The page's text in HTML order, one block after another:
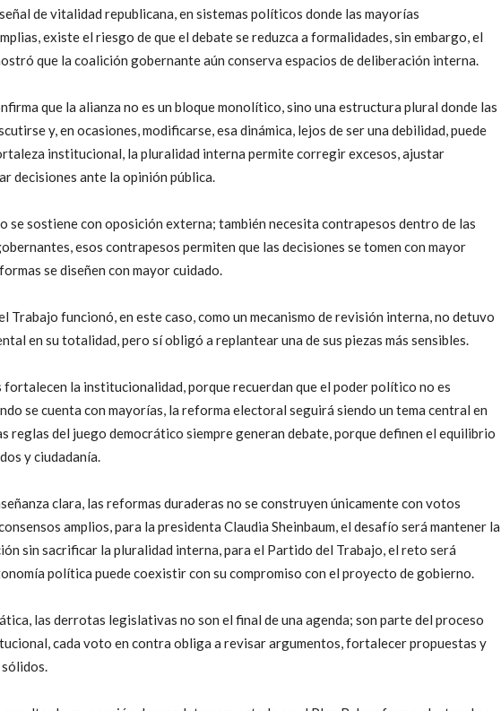
de vitalidad republicana, en sistemas políticos donde las mayorías
existe el riesgo de que el debate se reduzca a formalidades, sin embargo, el
que la coalición gobernante aún conserva espacios de deliberación interna.
que la alianza no es un bloque monolítico, sino una estructura plural donde las
y, en ocasiones, modificarse, esa dinámica, lejos de ser una debilidad, puede
institucional, la pluralidad interna permite corregir excesos, ajustar
decisiones ante la opinión pública.
se sostiene con oposición externa; también necesita contrapesos dentro de las
esos contrapesos permiten que las decisiones se tomen con mayor
se diseñen con mayor cuidado.
Trabajo funcionó, en este caso, como un mecanismo de revisión interna, no detuvo
en su totalidad, pero sí obligó a replantear una de sus piezas más sensibles.
fortalecen la institucionalidad, porque recuerdan que el poder político no es
se cuenta con mayorías, la reforma electoral seguirá siendo un tema central en
reglas del juego democrático siempre generan debate, porque definen el equilibrio
y ciudadanía.
clara, las reformas duraderas no se construyen únicamente con votos
amplios, para la presidenta Claudia Sheinbaum, el desafío será mantener la
sin sacrificar la pluralidad interna, para el Partido del Trabajo, el reto será
política puede coexistir con su compromiso con el proyecto de gobierno.
las derrotas legislativas no son el final de una agenda; son parte del proceso
cada voto en contra obliga a revisar argumentos, fortalecer propuestas y
sólidos.